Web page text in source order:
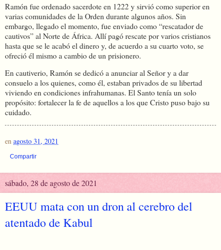
Ramón fue ordenado sacerdote en 1222 y sirvió como superior en
varias comunidades de la Orden durante algunos años. Sin
embargo, llegado el momento, fue enviado como “rescatador de
cautivos” al Norte de África. Allí pagó rescate por varios cristianos
hasta que se le acabó el dinero y, de acuerdo a su cuarto voto, se
ofreció él mismo a cambio de un prisionero.
En cautiverio, Ramón se dedicó a anunciar al Señor y a dar
consuelo a los quienes, como él, estaban privados de su libertad
viviendo en condiciones infrahumanas. El Santo tenía un solo
propósito: fortalecer la fe de aquellos a los que Cristo puso bajo su
cuidado.
en agosto 31, 2021
Compartir
sábado, 28 de agosto de 2021
EEUU mata con un dron al cerebro del
atentado de Kabul